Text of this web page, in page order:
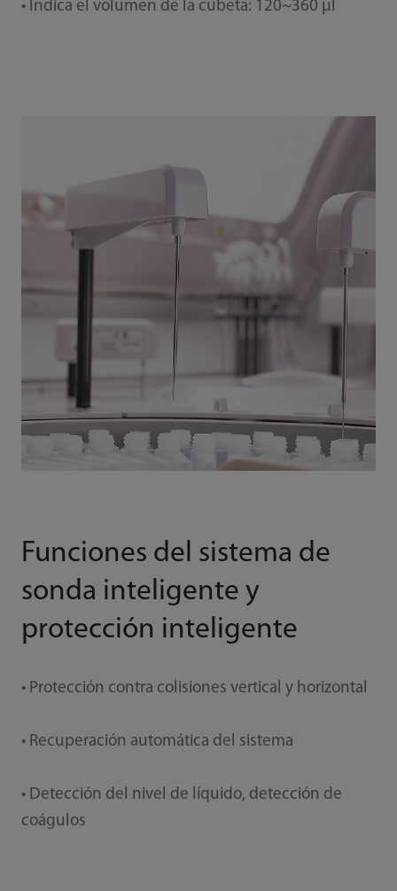
• Indica el volumen de la cubeta: 120~360 μl
Funciones del sistema de
sonda inteligente y
protección inteligente
• Protección contra colisiones vertical y horizontal
• Recuperación automática del sistema
• Detección del nivel de líquido, detección de
coágulos